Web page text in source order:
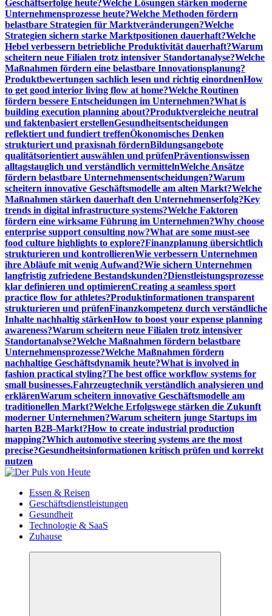
Geschäftserfolge heute?Welche Lösungen stärken moderne
Unternehmensprozesse heute?Welche Methoden fördern
belastbare Strategien für Marktveränderungen?Welche
Strategien sichern starke Marktpositionen dauerhaft?Welche
Hebel verbessern betriebliche Produktivität dauerhaft?Warum
scheitern neue Filialen trotz intensiver Standortanalyse?Welche
Maßnahmen fördern eine belastbare Innovationsplanung?
Produktbewertungen sachlich lesen und richtig einordnenHow
to get good interior living flow at home?Welche Routinen
fördern bessere Entscheidungen im Unternehmen?What is
building execution planning about?Produktvergleiche neutral
und faktenbasiert erstellenGesundheitsentscheidungen
reflektiert und fundiert treffenÖkonomisches Denken
strukturiert und praxisnah fördernBildungsangebote
qualitätsorientiert auswählen und prüfenPräventionswissen
alltagstauglich und verständlich vermittelnWelche Ansätze
fördern belastbare Unternehmensentscheidungen?Warum
scheitern innovative Geschäftsmodelle am alten Markt?Welche
Maßnahmen stärken dauerhaft den Unternehmenserfolg?Key
trends in digital infrastructure systems?Welche Faktoren
fördern eine wirksame Führung im Unternehmen?Why choose
enterprise support consulting now?What are some must-see
food culture highlights to explore?Finanzplanung übersichtlich
strukturieren und kontrollierenWie verbessern Unternehmen
ihre Abläufe mit wenig Aufwand?Wie sichern Unternehmen
langfristig zufriedene Bestandskunden?Dienstleistungsprozesse
klar definieren und optimierenCreating a seamless sport
practice flow for athletes?Produktinformationen transparent
strukturieren und prüfenFinanzkompetenz durch verständliche
Inhalte nachhaltig stärkenHow to boost your expense planning
awareness?Warum scheitern neue Filialen trotz intensiver
Standortanalyse?Welche Maßnahmen fördern belastbare
Unternehmensprozesse?Welche Maßnahmen fördern
nachhaltige Geschäftsdynamik heute?What is involved in
fashion practical styling?The best office workflow systems for
small businesses.Fahrzeugtechnik verständlich analysieren und
erklärenWarum scheitern innovative Geschäftsmodelle am
traditionellen Markt?Welche Erfolgswege stärken die Zukunft
moderner Unternehmen?Warum scheitern junge Startups im
harten B2B-Markt?How to create industrial production
mapping?Which automotive steering systems are the most
precise?Gesundheitsinformationen kritisch prüfen und korrekt
nutzen
Meldungen die Resonanz finden
Essen & Reisen
Geschäftsdienstleistungen
Gesundheit
Technologie & SaaS
Zuhause